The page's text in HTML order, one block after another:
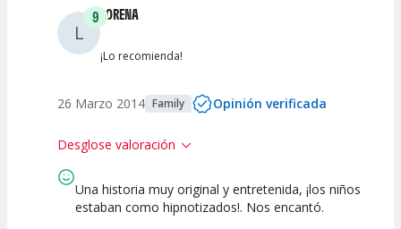
L
9 LORENA
¡Lo recomienda!
26 Marzo 2014 Family Opinión verificada
Desglose valoración
10 9 8 9
Una historia muy original y entretenida, ¡los niños
estaban como hipnotizados!. Nos encantó.